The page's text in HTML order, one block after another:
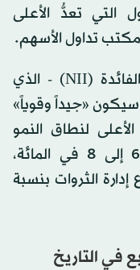
التي تعدُّ الأعلى
تداول الأسهم.
وأضاف موينهان أنَّ صافي دخل الفائدة (NII) - الذي
«جيداً وقوياً»
لنطاق النمو
المستهدف للعام بأكمله، البالغ 6 إلى 8 في المائة،
الثروات بنسبة
في التاريخ